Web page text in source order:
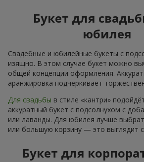
Букет для
юбилея
Свадебные и юбилейные букеты с
изящно. В этом случае букет можно
общей концепции оформления.
аранжировка подчёркивает
Для свадьбы в стиле «кантри»
аккуратный букет с подсолнухом с
или лаванды. Для юбилея лучше
или большую корзину — это выглядит
Букет для